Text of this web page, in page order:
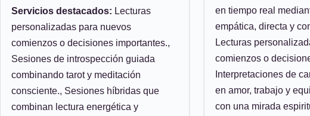
Servicios destacados: Lecturas
personalizadas para nuevos
comienzos o decisiones importantes.,
Sesiones de introspección guiada
combinando tarot y meditación
consciente., Sesiones híbridas que
combinan lectura energética y
en tiempo real
empática, directa y
Lecturas
comienzos o
Interpretaciones de
en amor, trabajo y
con una mirada